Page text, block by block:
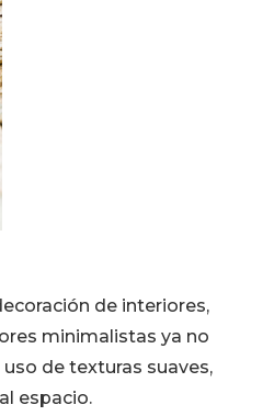
de interiores,
minimalistas ya no
de texturas suaves,
espacio.